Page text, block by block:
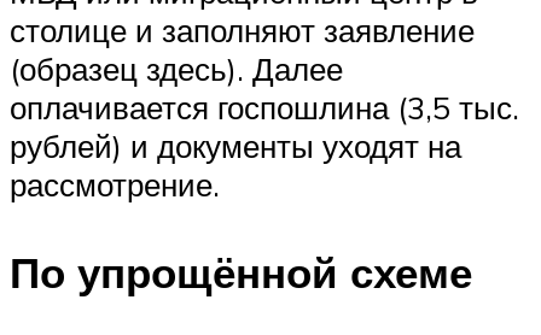
столице и заполняют заявление
(образец здесь). Далее
оплачивается госпошлина (3,5 тыс.
рублей) и документы уходят на
рассмотрение.
По упрощённой схеме